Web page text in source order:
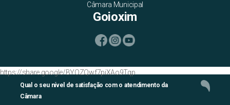
Câmara Municipal
Goioxim
https://share.google/BYOZQwf7piXAo9Tqp
Qual o seu nível de satisfação com o atendimento da
Câmara